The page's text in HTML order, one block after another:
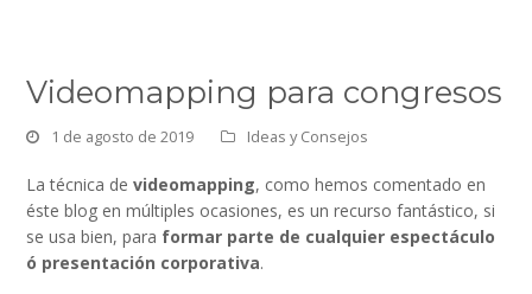
Videomapping para congresos
1 de agosto de 2019 Ideas y Consejos
La técnica devideomapping, como hemos comentado en
éste blog en múltiples ocasiones, es un recurso fantástico, si
se usa bien, para formar parte de cualquier espectáculo
ó presentación corporativa.